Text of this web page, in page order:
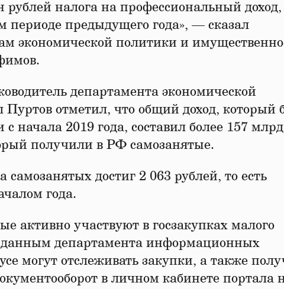
рублей налога на профессиональный доход,
периоде предыдущего года», — сказал
экономической политики и
департамента экономической
отметил, что общий доход, который
начала 2019 года, составил более 157 млрд
получили в РФ самозанятые.
достиг 2 063 рублей, то есть
года.
активно участвуют в госзакупках малого
данным департамента информационных
могут отслеживать закупки, а также
в личном кабинете портала